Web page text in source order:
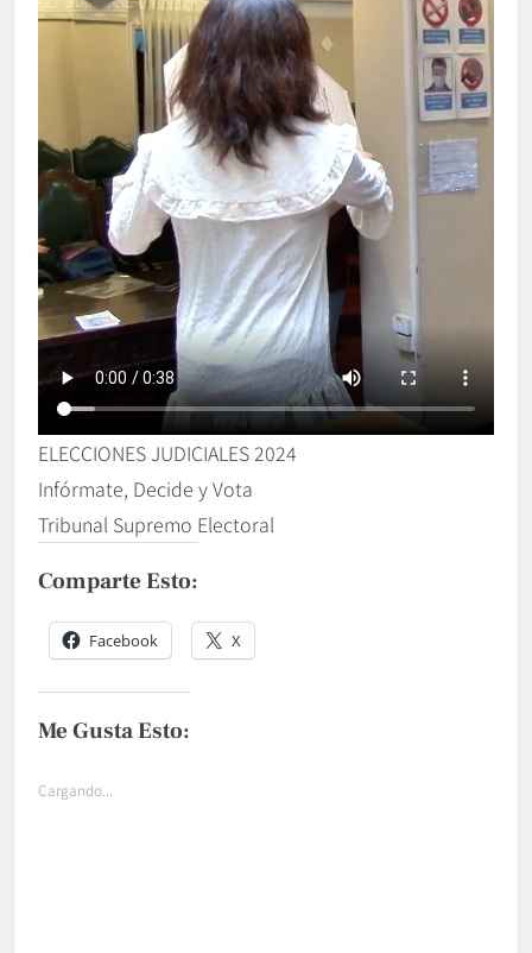
ELECCIONES JUDICIALES 2024
Infórmate, Decide y Vota
Tribunal Supremo Electoral
Comparte Esto:
Facebook X
Me Gusta Esto:
Cargando...